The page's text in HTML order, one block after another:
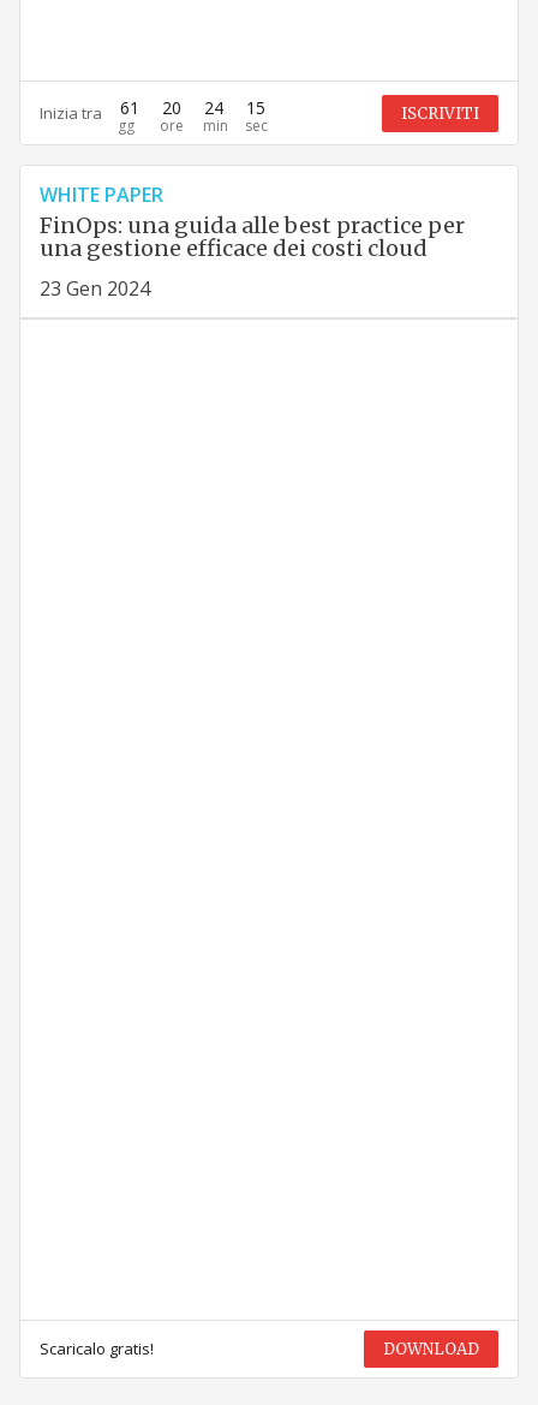
Inizia tra 61 20 24 14 ISCRIVITI
WHITE PAPER
FinOps: una guida alle best practice per
una gestione efficace dei costi cloud
23 Gen 2024
Scaricalo gratis! DOWNLOAD